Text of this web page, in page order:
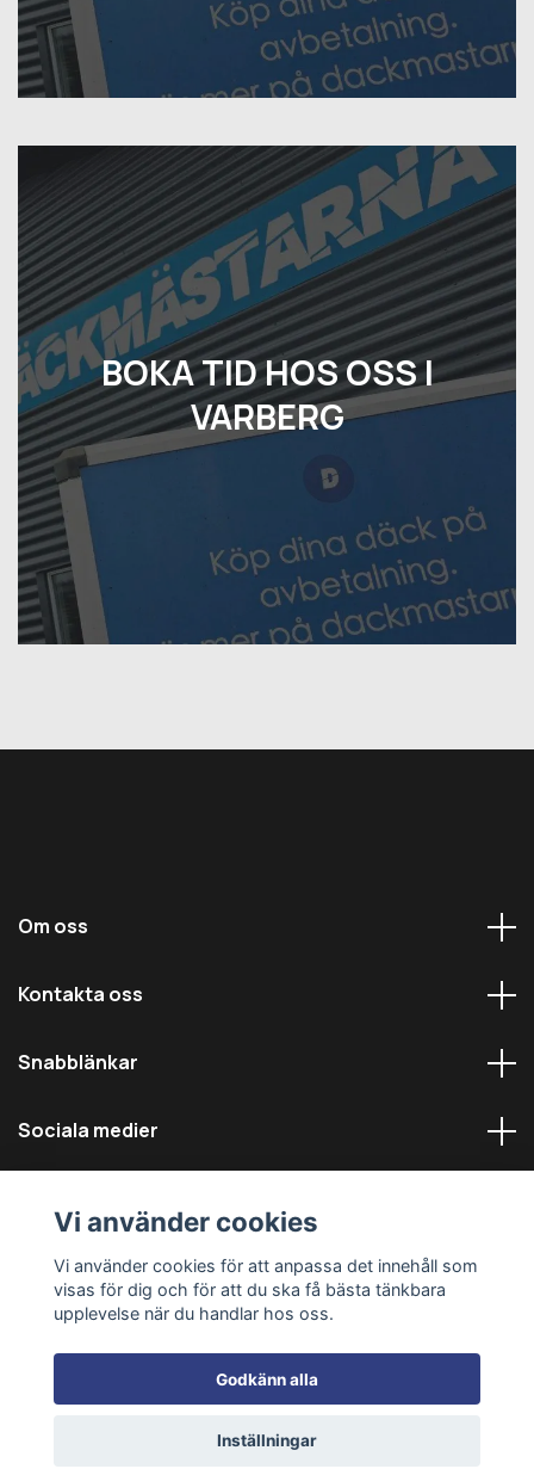
BOKA TID HOS OSS I
VARBERG
Om oss
Kontakta oss
Snabblänkar
Sociala medier
© 2026 Däckmästarna - Alla rättigheter reserverade
Vi använder cookies
Vi använder cookies för att anpassa det innehåll som
visas för dig och för att du ska få bästa tänkbara
upplevelse när du handlar hos oss.
Godkänn alla
Inställningar